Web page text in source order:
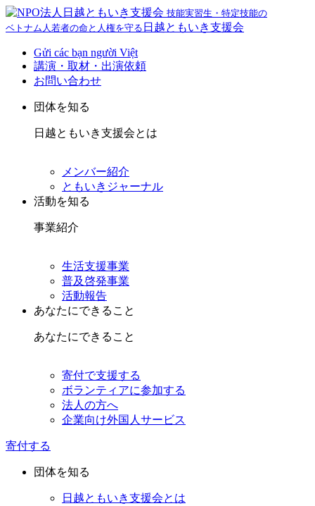
技能実習生・特定技能の
ベトナム人若者の命と人権を守る 日越ともいき支援会
Gửi các bạn người Việt
講演・取材・出演依頼
お問い合わせ
団体を知る
日越ともいき支援会とは
メンバー紹介
ともいきジャーナル
活動を知る
事業紹介
生活支援事業
普及啓発事業
活動報告
あなたにできること
あなたにできること
寄付で支援する
ボランティアに参加する
法人の方へ
企業向け外国人サービス
寄付する
団体を知る
日越ともいき支援会とは